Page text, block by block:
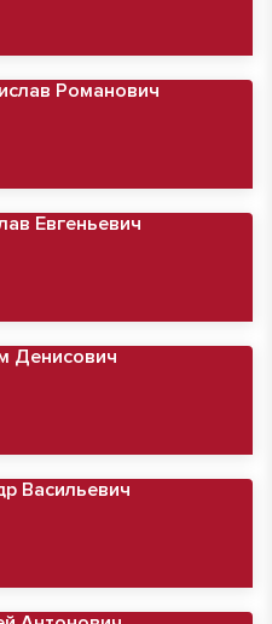
Романович
Евгеньевич
Денисович
Васильевич